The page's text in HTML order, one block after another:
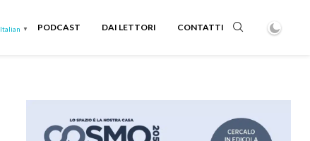
Italian ▼ PODCAST DAI LETTORI CONTATTI